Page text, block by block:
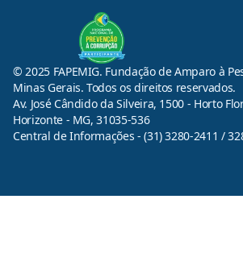
© 2025 FAPEMIG. Fundação de Amparo à
Minas Gerais. Todos os direitos reservados.
Av. José Cândido da Silveira, 1500 - Horto
Horizonte - MG, 31035-536
Central de Informações - (31) 3280-2411 /